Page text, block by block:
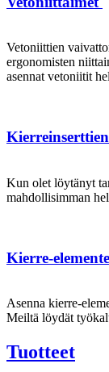
Vetoniittien
ergonomisten
asennat vetoniitit
Kun olet löytänyt
mahdollisimman
Kierre-
Asenna kierre-
Meiltä löydät
Tuotteet